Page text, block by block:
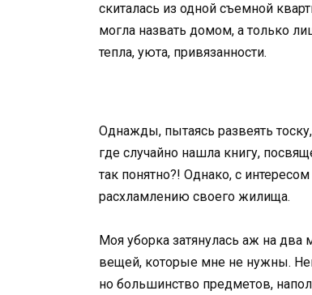
скиталась из одной съемной
могла назвать домом, а только
тепла, уюта, привязанности.
Однажды, пытаясь развеять
где случайно нашла книгу,
так понятно?! Однако, с
расхламлению своего жилища.
Моя уборка затянулась аж на
вещей, которые мне не нужны.
но большинство предметов,